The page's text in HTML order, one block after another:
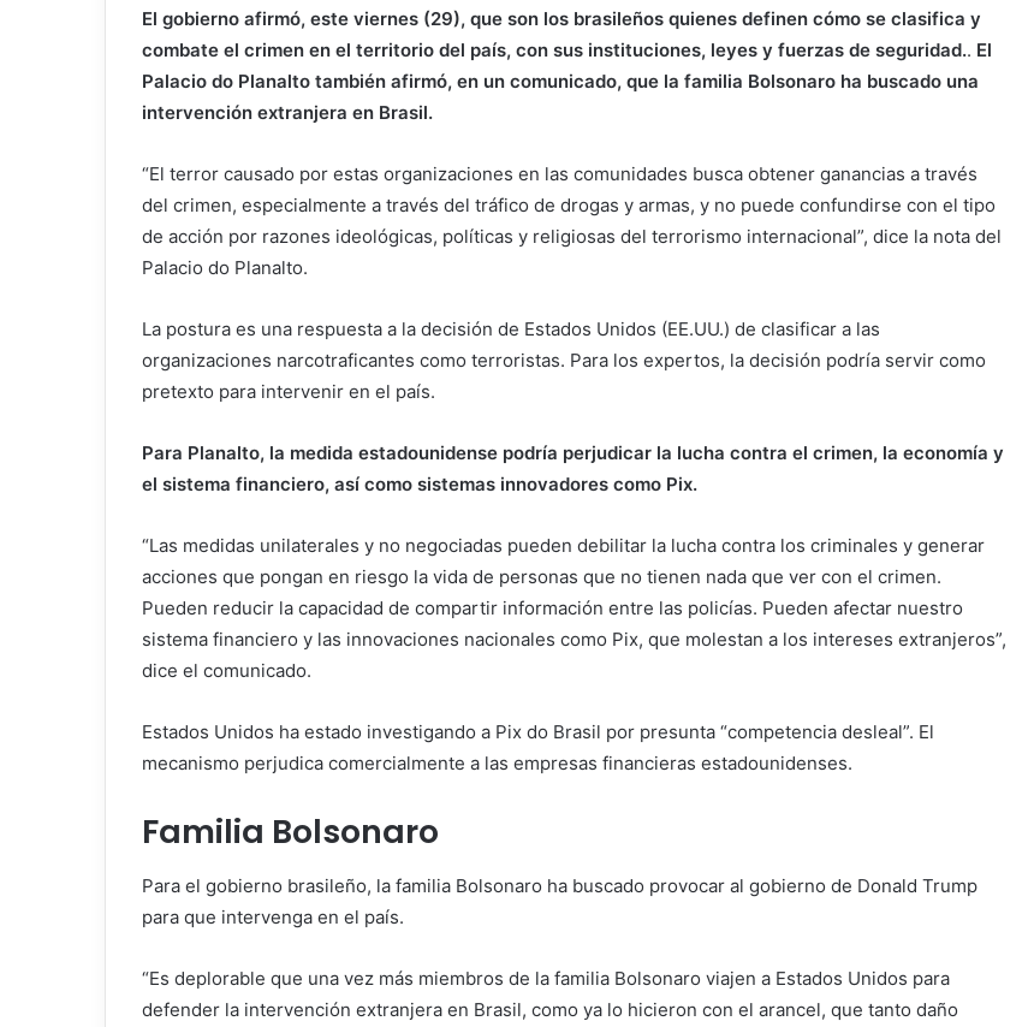
El gobierno afirmó, este viernes (29), que son los brasileños quienes definen cómo se clasifica y
combate el crimen en el territorio del país, con sus instituciones, leyes y fuerzas de seguridad.. El
Palacio do Planalto también afirmó, en un comunicado, que la familia Bolsonaro ha buscado una
intervención extranjera en Brasil.
“El terror causado por estas organizaciones en las comunidades busca obtener ganancias a través
del crimen, especialmente a través del tráfico de drogas y armas, y no puede confundirse con el tipo
de acción por razones ideológicas, políticas y religiosas del terrorismo internacional”, dice la nota del
Palacio do Planalto.
La postura es una respuesta a la decisión de Estados Unidos (EE.UU.) de clasificar a las
organizaciones narcotraficantes como terroristas. Para los expertos, la decisión podría servir como
pretexto para intervenir en el país.
Para Planalto, la medida estadounidense podría perjudicar la lucha contra el crimen, la economía y
el sistema financiero, así como sistemas innovadores como Pix.
“Las medidas unilaterales y no negociadas pueden debilitar la lucha contra los criminales y generar
acciones que pongan en riesgo la vida de personas que no tienen nada que ver con el crimen.
Pueden reducir la capacidad de compartir información entre las policías. Pueden afectar nuestro
sistema financiero y las innovaciones nacionales como Pix, que molestan a los intereses extranjeros”,
dice el comunicado.
Estados Unidos ha estado investigando a Pix do Brasil por presunta “competencia desleal”. El
mecanismo perjudica comercialmente a las empresas financieras estadounidenses.
Familia Bolsonaro
Para el gobierno brasileño, la familia Bolsonaro ha buscado provocar al gobierno de Donald Trump
para que intervenga en el país.
“Es deplorable que una vez más miembros de la familia Bolsonaro viajen a Estados Unidos para
defender la intervención extranjera en Brasil, como ya lo hicieron con el arancel, que tanto daño